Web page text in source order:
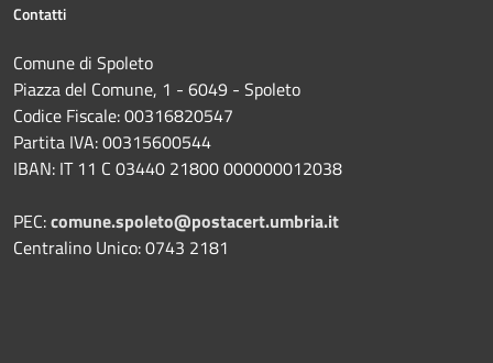
Contatti
Comune di Spoleto
Piazza del Comune, 1 - 6049 - Spoleto
Codice Fiscale: 00316820547
Partita IVA: 00315600544
IBAN: IT 11 C 03440 21800 000000012038
PEC:comune.spoleto@postacert.umbria.it
Centralino Unico: 0743 2181